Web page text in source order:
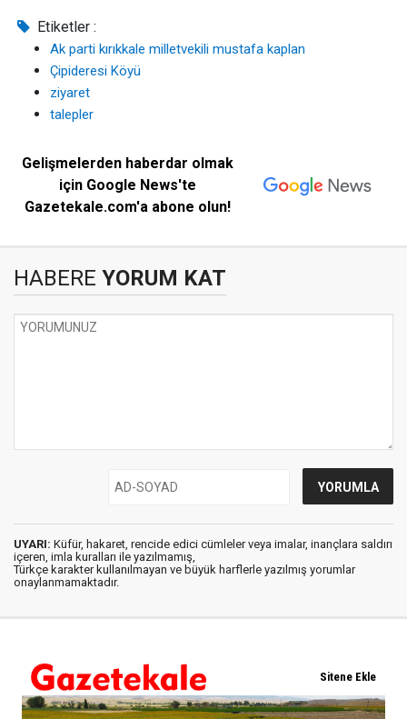
Etiketler :
Ak parti kırıkkale milletvekili mustafa kaplan
Çipideresi Köyü
ziyaret
talepler
Gelişmelerden haberdar olmak
için Google News'te
Gazetekale.com'a abone olun!
HABERE YORUM KAT
UYARI: Küfür, hakaret, rencide edici cümleler veya imalar, inançlara saldırı
içeren, imla kuralları ile yazılmamış,
Türkçe karakter kullanılmayan ve büyük harflerle yazılmış yorumlar
onaylanmamaktadır.